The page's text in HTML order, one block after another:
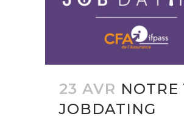
23 AVR NOTRE
JOBDATING